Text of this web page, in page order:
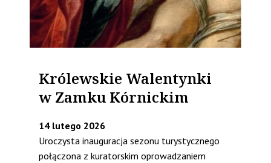
Królewskie Walentynki
w Zamku Kórnickim
14 lutego 2026
Uroczysta inauguracja sezonu turystycznego
połączona z kuratorskim oprowadzaniem